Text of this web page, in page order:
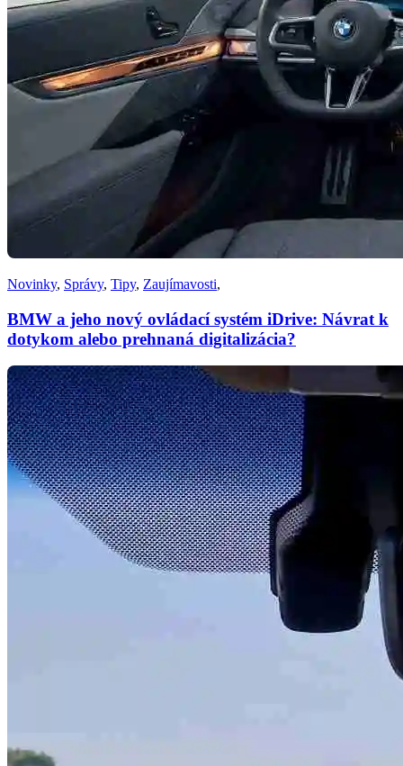
Novinky, Správy, Tipy, Zaujímavosti,
BMW a jeho nový ovládací systém iDrive: Návrat k
dotykom alebo prehnaná digitalizácia?